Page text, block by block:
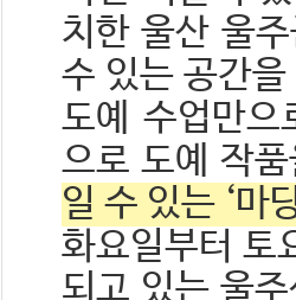
치한 울산 울
수 있는 공간
도예 수업만으
으로 도예 작
일 수 있는 ‘마
화요일부터 토
되고 있는 울